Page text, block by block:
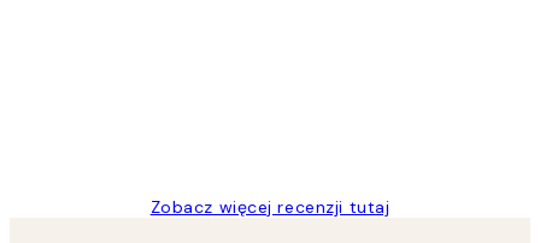
Zobacz więcej recenzji tutaj